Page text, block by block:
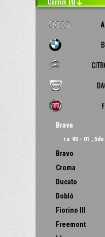
Brava
r.v. 95 - 01 , 5dv.
Bravo
Croma
Ducato
Dobló
Fiorino III
Freemont